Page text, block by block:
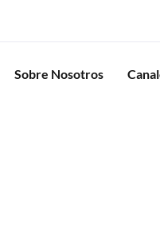
Sobre Nosotros